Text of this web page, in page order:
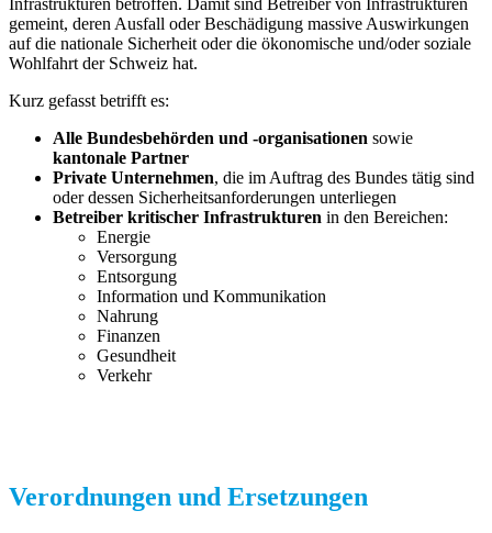
Infrastrukturen betroffen. Damit sind Betreiber von Infrastrukturen
gemeint, deren Ausfall oder Beschädigung massive Auswirkungen
auf die nationale Sicherheit oder die ökonomische und/oder soziale
Wohlfahrt der Schweiz hat.
Kurz gefasst betrifft es:
Alle Bundesbehörden und -organisationen sowie
kantonale Partner
Private Unternehmen, die im Auftrag des Bundes tätig sind
oder dessen Sicherheitsanforderungen unterliegen
Betreiber kritischer Infrastrukturen in den Bereichen:
Energie
Versorgung
Entsorgung
Information und Kommunikation
Nahrung
Finanzen
Gesundheit
Verkehr
Verordnungen und Ersetzungen